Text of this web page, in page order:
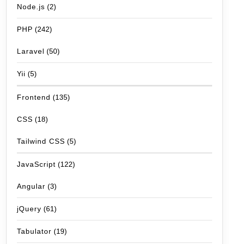
Node.js (2)
PHP (242)
Laravel (50)
Yii (5)
Frontend (135)
CSS (18)
Tailwind CSS (5)
JavaScript (122)
Angular (3)
jQuery (61)
Tabulator (19)